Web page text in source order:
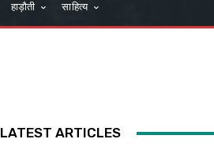
हाड़ौती साहित्य
LATEST ARTICLES